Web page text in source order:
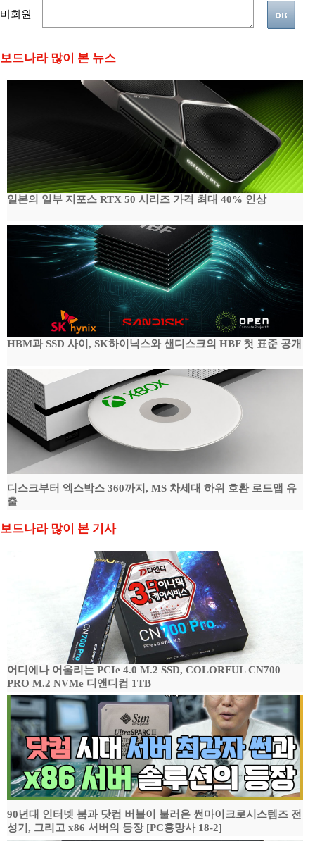
비회원
보드나라 많이 본 뉴스
일본의 일부 지포스 RTX 50 시리즈 가격 최대 40% 인상
HBM과 SSD 사이, SK하이닉스와 샌디스크의 HBF 첫 표준 공개
디스크부터 엑스박스 360까지, MS 차세대 하위 호환 로드맵 유
출
보드나라 많이 본 기사
어디에나 어울리는 PCIe 4.0 M.2 SSD, COLORFUL CN700
PRO M.2 NVMe 디앤디컴 1TB
90년대 인터넷 붐과 닷컴 버블이 불러온 썬마이크로시스템즈 전
성기, 그리고 x86 서버의 등장 [PC흥망사 18-2]